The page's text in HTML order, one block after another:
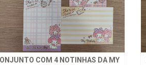
COM 4 NOTINHAS DA MY